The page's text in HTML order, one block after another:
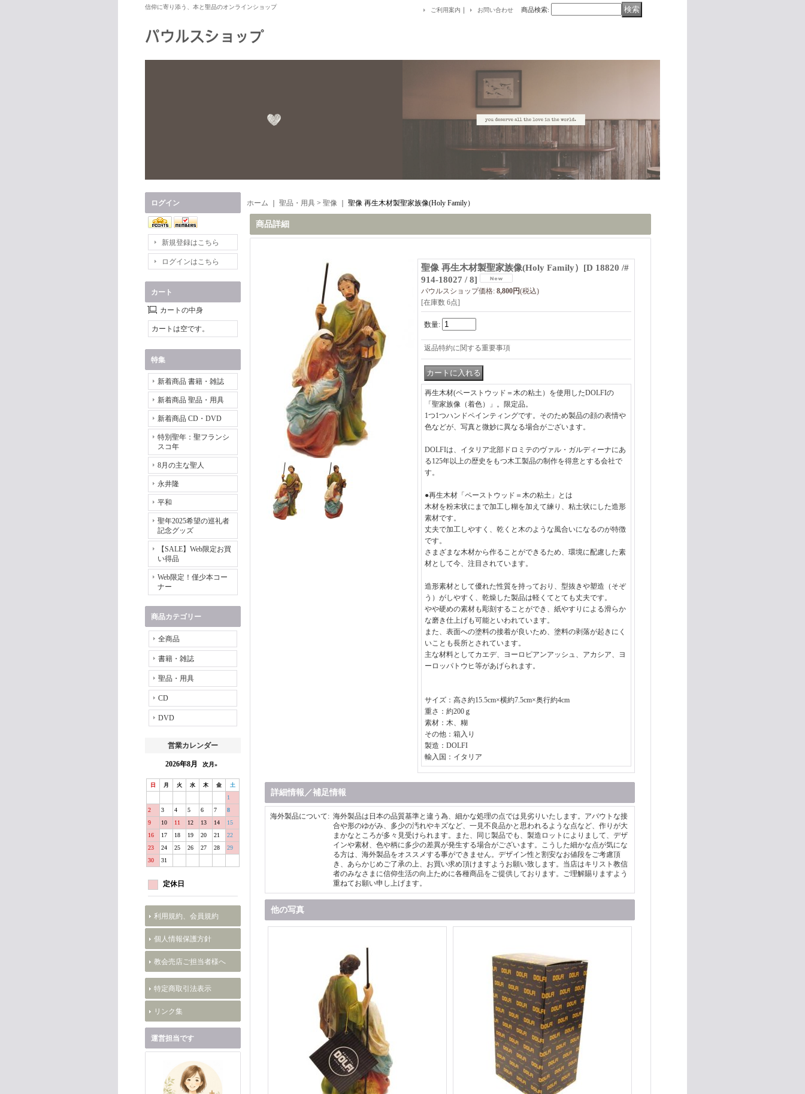
信仰に寄り添う、本と聖品のオンラインショップ ご利用案内 ｜ お問い合わせ 商品検索:
ログイン
新規登録はこちら
ログインはこちら
カート
カートの中身
カートは空です。
特集
新着商品 書籍・雑誌
新着商品 聖品・用具
新着商品 CD・DVD
特別聖年：聖フランシ
スコ年
8月の主な聖人
永井隆
平和
聖年2025希望の巡礼者
記念グッズ
【SALE】Web限定お買
い得品
Web限定！僅少本コー
ナー
商品カテゴリー
全商品
書籍・雑誌
聖品・用具
CD
DVD
営業カレンダー
2026年8月 次月»
日 月 火 水 木 金 土
1
2
3 4 5 6 7
8
9
10 11 12 13 14
15
16
17 18 19 20 21
22
23
24 25 26 27 28
29
30
31
定休日
利用規約、会員規約
個人情報保護方針
教会売店ご担当者様へ
特定商取引法表示
リンク集
運営担当です
ホーム 聖品・用具 > 聖像 聖像 再生木材製聖家族像(Holy Family）
商品詳細
聖像 再生木材製聖家族像(Holy Family） [D 18820 /#
914-18027 / 8]
パウルスショップ価格: 8,800円(税込)
[在庫数 6点]
数量:
返品特約に関する重要事項
再生木材(ペーストウッド＝木の粘土）を使用したDOLFIの
「聖家族像（着色）」。限定品。
1つ1つハンドペインティングです。そのため製品の顔の表情や
色などが、写真と微妙に異なる場合がございます。
DOLFIは、イタリア北部ドロミテのヴァル・ガルディーナにあ
る125年以上の歴史をもつ木工製品の制作を得意とする会社で
す。
●再生木材「ペーストウッド＝木の粘土」とは
木材を粉末状にまで加工し糊を加えて練り、粘土状にした造形
素材です。
丈夫で加工しやすく、乾くと木のような風合いになるのが特徴
です。
さまざまな木材から作ることができるため、環境に配慮した素
材として今、注目されています。
造形素材として優れた性質を持っており、型抜きや塑造（そぞ
う）がしやすく、乾燥した製品は軽くてとても丈夫です。
やや硬めの素材も彫刻することができ、紙やすりによる滑らか
な磨き仕上げも可能といわれています。
また、表面への塗料の接着が良いため、塗料の剥落が起きにく
いことも長所とされています。
主な材料としてカエデ、ヨーロピアンアッシュ、アカシア、ヨ
ーロッパトウヒ等があげられます。
サイズ：高さ約15.5cm×横約7.5cm×奥行約4cm
重さ：約200ｇ
素材：木、糊
その他：箱入り
製造：DOLFI
輸入国：イタリア
詳細情報／補足情報
海外製品について: 海外製品は日本の品質基準と違う為、細かな処理の点では見劣りいたします。アバウトな接
合や形のゆがみ、多少の汚れやキズなど、一見不良品かと思われるような点など、作りが大
まかなところが多々見受けられます。また、同じ製品でも、製造ロットによりまして、デザ
インや素材、色や柄に多少の差異が発生する場合がございます。こうした細かな点が気にな
る方は、海外製品をオススメする事ができません。デザイン性と割安なお値段をご考慮頂
き、あらかじめご了承の上、お買い求め頂けますようお願い致します。当店はキリスト教信
者のみなさまに信仰生活の向上ために各種商品をご提供しております。ご理解賜りますよう
重ねてお願い申し上げます。
他の写真